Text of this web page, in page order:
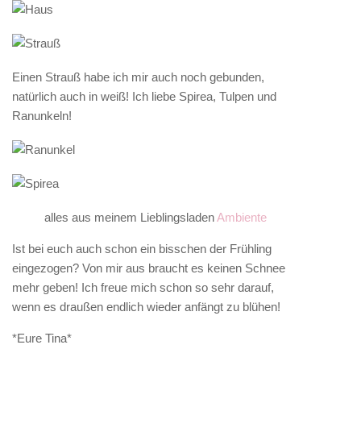
Einen Strauß habe ich mir auch noch gebunden,
natürlich auch in weiß! Ich liebe Spirea, Tulpen und
Ranunkeln!
alles aus meinem LieblingsladenAmbiente
Ist bei euch auch schon ein bisschen der Frühling
eingezogen? Von mir aus braucht es keinen Schnee
mehr geben! Ich freue mich schon so sehr darauf,
wenn es draußen endlich wieder anfängt zu blühen!
*Eure Tina*